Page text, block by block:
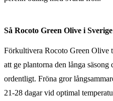
Så Rocoto Green Olive i Sverige
Förkultivera Rocoto Green Olive
att ge plantorna den långa säsong
ordentligt. Fröna gror
21-28 dagar vid optimal